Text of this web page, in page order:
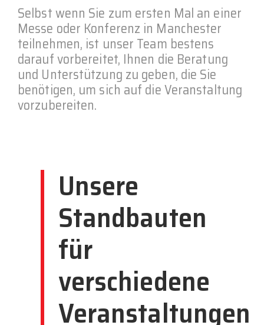
Selbst wenn Sie zum ersten Mal an einer
Messe oder Konferenz in Manchester
teilnehmen, ist unser Team bestens
darauf vorbereitet, Ihnen die Beratung
und Unterstützung zu geben, die Sie
benötigen, um sich auf die Veranstaltung
vorzubereiten.
Unsere
Standbauten
für
verschiedene
Veranstaltungen